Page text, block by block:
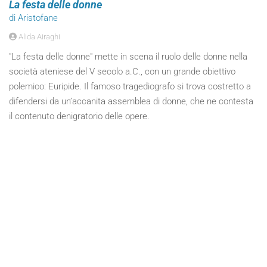
La festa delle donne
di Aristofane
Alida Airaghi
"La festa delle donne" mette in scena il ruolo delle donne nella
società ateniese del V secolo a.C., con un grande obiettivo
polemico: Euripide. Il famoso tragediografo si trova costretto a
difendersi da un’accanita assemblea di donne, che ne contesta
il contenuto denigratorio delle opere.